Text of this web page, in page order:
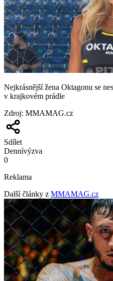
Nejkrásnější žena Oktagonu se
v krajkovém prádle
Zdroj: MMAMAG.cz
Sdílet
Dennívýzva
0
Reklama
Další články z MMAMAG.cz